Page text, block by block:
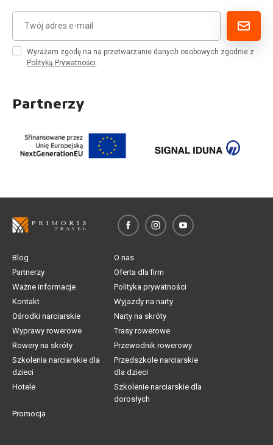
Wyrażam zgodę na na przetwarzanie danych osobowych zgodnie z
Polityką Prywatności
Partnerzy
Blog
O nas
Partnerzy
Oferta dla firm
Ważne informacje
Polityka prywatności
Kontakt
Wyjazdy na narty
Ośrodki narciarskie
Narty na skróty
Wyprawy rowerowe
Trasy rowerowe
Rowery na skróty
Przewodnik rowerowy
Szkolenia narciarskie dla
dzieci
Przedszkole narciarskie
dla dzieci
Hotele
Szkolenie narciarskie dla
dorosłych
Promocja